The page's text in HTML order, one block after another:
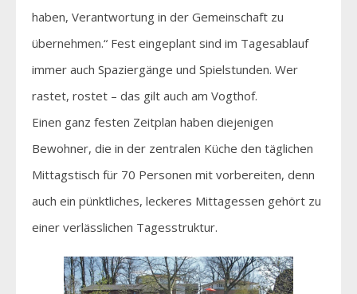
haben, Verantwortung in der Gemeinschaft zu
übernehmen.“ Fest eingeplant sind im Tagesablauf
immer auch Spaziergänge und Spielstunden. Wer
rastet, rostet – das gilt auch am Vogthof.
Einen ganz festen Zeitplan haben diejenigen
Bewohner, die in der zentralen Küche den täglichen
Mittagstisch für 70 Personen mit vorbereiten, denn
auch ein pünktliches, leckeres Mittagessen gehört zu
einer verlässlichen Tagesstruktur.